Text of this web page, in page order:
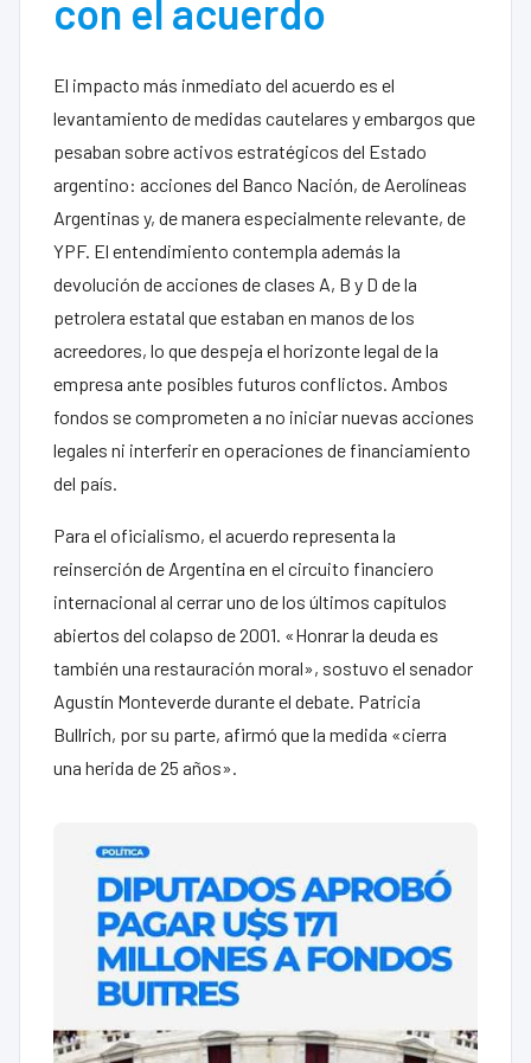
con el acuerdo
El impacto más inmediato del acuerdo es el
levantamiento de medidas cautelares y embargos que
pesaban sobre activos estratégicos del Estado
argentino: acciones del Banco Nación, de Aerolíneas
Argentinas y, de manera especialmente relevante, de
YPF. El entendimiento contempla además la
devolución de acciones de clases A, B y D de la
petrolera estatal que estaban en manos de los
acreedores, lo que despeja el horizonte legal de la
empresa ante posibles futuros conflictos. Ambos
fondos se comprometen a no iniciar nuevas acciones
legales ni interferir en operaciones de financiamiento
del país.
Para el oficialismo, el acuerdo representa la
reinserción de Argentina en el circuito financiero
internacional al cerrar uno de los últimos capítulos
abiertos del colapso de 2001. «Honrar la deuda es
también una restauración moral», sostuvo el senador
Agustín Monteverde durante el debate. Patricia
Bullrich, por su parte, afirmó que la medida «cierra
una herida de 25 años».